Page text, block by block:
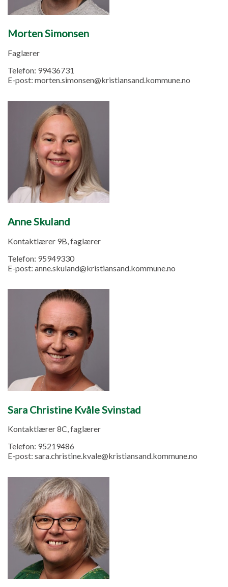
Morten Simonsen
Faglærer
Telefon: 99436731
E-post: morten.simonsen@kristiansand.kommune.no
Anne Skuland
Kontaktlærer 9B, faglærer
Telefon: 95949330
E-post: anne.skuland@kristiansand.kommune.no
Sara Christine Kvåle Svinstad
Kontaktlærer 8C, faglærer
Telefon: 95219486
E-post: sara.christine.kvale@kristiansand.kommune.no